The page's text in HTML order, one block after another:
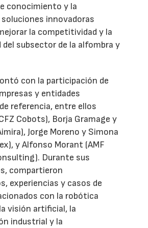
conocimiento y la
innovadoras
la competitividad y la
subsector de la alfombra y
con la participación de
y entidades
referencia, entre ellos
Cobots), Borja Gramage y
Jorge Moreno y Simona
y Alfonso Morant (AMF
Durante sus
compartieron
experiencias y casos de
con la robótica
visión artificial, la
industrial y la